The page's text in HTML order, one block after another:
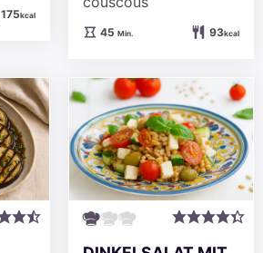
175kcal
45Minuten
Min. 93kcal